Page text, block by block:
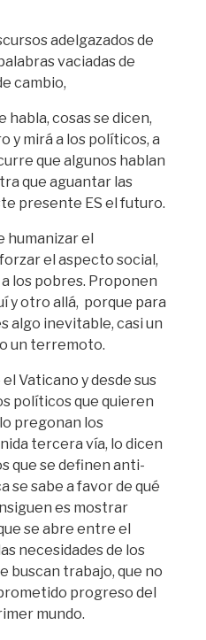
adelgazados de
vaciadas de
cambio,
habla, cosas se dicen,
y mirá a los políticos, a
que algunos hablan
que aguantar las
presente ES el futuro.
humanizar el
el aspecto social,
los pobres. Proponen
y otro allá, porque para
algo inevitable, casi un
un terremoto.
Vaticano y desde sus
políticos que quieren
pregonan los
tercera vía, lo dicen
que se definen anti-
se sabe a favor de qué
es mostrar
se abre entre el
necesidades de los
buscan trabajo, que no
progreso del
mundo.